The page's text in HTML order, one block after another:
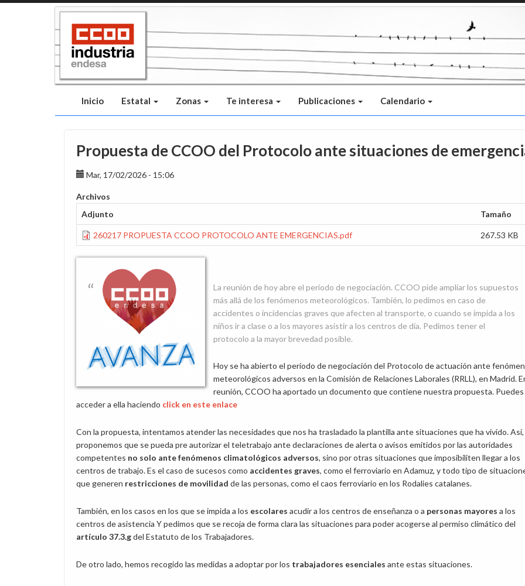
Inicio Estatal Zonas Te interesa Publicaciones Calendario
Propuesta de CCOO del Protocolo ante situaciones de
Mar, 17/02/2026 - 15:06
Archivos
Adjunto
Tamaño
260217 PROPUESTA CCOO PROTOCOLO ANTE EMERGENCIAS.pdf 267.53 KB
La reunión de hoy abre el período de negociación. CCOO pide ampliar los supuestos
más allá de los fenómenos meteorológicos. También, lo pedimos en caso de
accidentes o incidencias graves que afecten al transporte, o cuando se impida a los
niños ir a clase o a los mayores asistir a los centros de día. Pedimos tener el
protocolo a la mayor brevedad posible.
Hoy se ha abierto el período de negociación del Protocolo de actuación ante
meteorológicos adversos en la Comisión de Relaciones Laborales (RRLL), en Madrid.
reunión, CCOO ha aportado un documento que contiene nuestra propuesta. Puedes
acceder a ella haciendo click en este enlace
Con la propuesta, intentamos atender las necesidades que nos ha trasladado la plantilla ante situaciones que ha vivido. Así,
proponemos que se pueda pre autorizar el teletrabajo ante declaraciones de alerta o avisos emitidos por las autoridades
competentes no solo ante fenómenos climatológicos adversos, sino por otras situaciones que imposibiliten llegar a los
centros de trabajo. Es el caso de sucesos como accidentes graves, como el ferroviario en Adamuz, y todo tipo de
que generen restricciones de movilidad de las personas, como el caos ferroviario en los Rodalies catalanes.
También, en los casos en los que se impida a los escolares acudir a los centros de enseñanza o a personas mayores a los
centros de asistencia Y pedimos que se recoja de forma clara las situaciones para poder acogerse al permiso climático del
artículo 37.3.gdel Estatuto de los Trabajadores.
De otro lado, hemos recogido las medidas a adoptar por los trabajadores esenciales ante estas situaciones.